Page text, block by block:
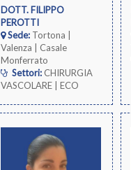
DOTT. FILIPPO
PEROTTI
Sede:Tortona |
Valenza | Casale
Monferrato
Settori:CHIRURGIA
VASCOLARE | ECO